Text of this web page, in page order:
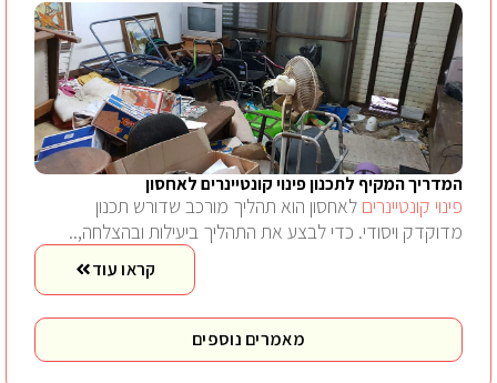
המדריך המקיף לתכנון פינוי קונטיינרים לאחסון
פינוי קונטיינרים לאחסון הוא תהליך מורכב שדורש תכנון
מדוקדק ויסודי. כדי לבצע את התהליך ביעילות ובהצלחה,..
קראו עוד
מאמרים נוספים